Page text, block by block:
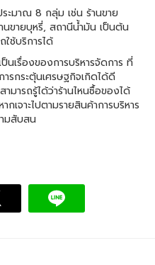
ระมาณ 8 กลุ่ม เช่น ร้านขาย
นขายบุหรี่, สถานีน้ำมัน เป็นต้น
ใช้บริการได้
เรื่องของการบริหารจัดการ ที่
ารกระตุ้นเศรษฐกิจเกิดได้ดี
ามารถรู้ได้ว่าร้านไหนซื้อของได้
เจาะไปตามรายสินค้าการบริหาร
มสับสน